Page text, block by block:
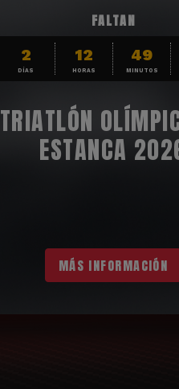
FALTAN
2
DÍAS
12
HORAS
49
MINUTOS
TRIATLÓN
ESTANCA
MÁS INFORMACIÓN